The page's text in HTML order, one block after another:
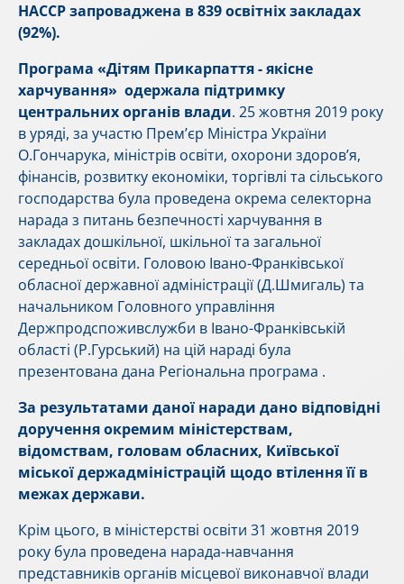
НАССР запроваджена в 839 освітніх закладах
(92%).
Програма «Дітям Прикарпаття - якісне
харчування» одержала підтримку
центральних органів влади. 25 жовтня 2019 року
в уряді, за участю Прем’єр Міністра України
О.Гончарука, міністрів освіти, охорони здоров’я,
фінансів, розвитку економіки, торгівлі та сільського
господарства була проведена окрема селекторна
нарада з питань безпечності харчування в
закладах дошкільної, шкільної та загальної
середньої освіти. Головою Івано-Франківської
обласної державної адміністрації (Д.Шмигаль) та
начальником Головного управління
Держпродспоживслужби в Івано-Франківській
області (Р.Гурський) на цій нараді була
презентована дана Регіональна програма .
За результатами даної наради дано відповідні
доручення окремим міністерствам,
відомствам, головам обласних, Київської
міської держадміністрацій щодо втілення її в
межах держави.
Крім цього, в міністерстві освіти 31 жовтня 2019
року була проведена нарада-навчання
представників органів місцевої виконавчої влади